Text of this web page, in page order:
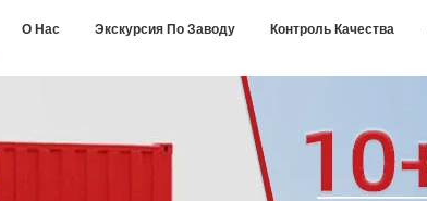
О Нас Экскурсия По Заводу Контроль Качества